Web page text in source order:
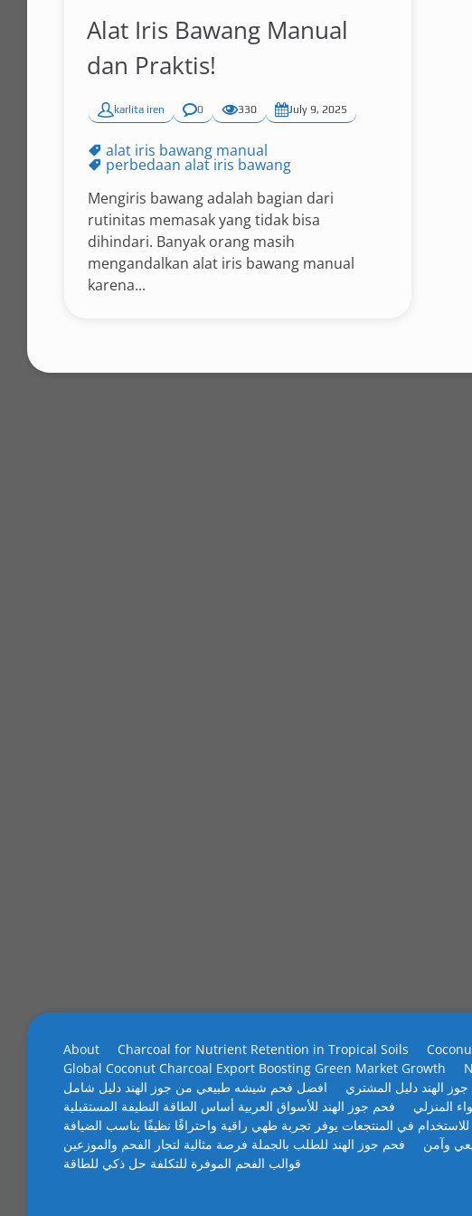
Alat Iris Bawang Manual
dan Praktis!
karlita iren 0 330 July 9, 2025
alat iris bawang manual
perbedaan alat iris bawang
Mengiris bawang adalah bagian dari
rutinitas memasak yang tidak bisa
dihindari. Banyak orang masih
mengandalkan alat iris bawang manual
karena...
About Charcoal for Nutrient Retention in Tropical Soils
Global Coconut Charcoal Export Boosting Green Market Growth
افضل فحم شيشه طبيعي من جوز الهند دليل شامل
الهند دليل المشتري
فحم جوز الهند للأسواق العربية أساس الطاقة النظيفة المستقبلية
المنزلي
في المنتجعات يوفر تجربة طهي راقية واحتراقًا نظيفًا يناسب الضيافة
فحم جوز الهند للطلب بالجملة فرصة مثالية لتجار الفحم والموزعين
وآمن
قوالب الفحم الموفرة للتكلفة حل ذكي للطاقة